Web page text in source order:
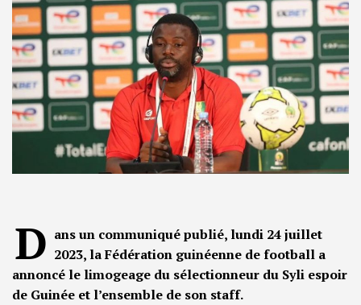
D ans un communiqué publié, lundi 24 juillet
2023, la Fédération guinéenne de football a
annoncé le limogeage du sélectionneur du Syli espoir
de Guinée et l’ensemble de son staff.